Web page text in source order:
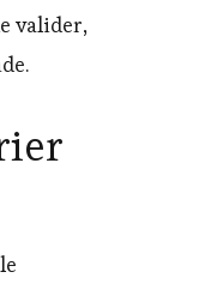
valider,